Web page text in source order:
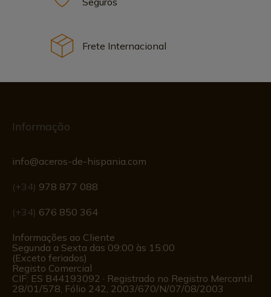
Frete Internacional
Informação
info@aceros-de-hispania.com
(+34) 978 877 088
(+34) 676 850 364
Informações ao Cliente
Segunda a Sexta das 09:00 às 15:00
(Exceto feriados)
Registo Comercial
CIF: ES B44193092 · Registrado no Registro Mercantil
28/01/578, Fólio 242, 2003/670/N/07/08/2003